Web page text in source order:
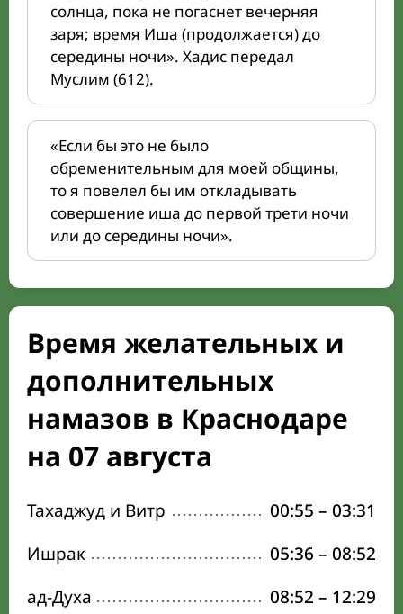
солнца, пока не погаснет вечерняя
заря; время Иша (продолжается) до
середины ночи». Хадис передал
Муслим (612).
«Если бы это не было
обременительным для моей общины,
то я повелел бы им откладывать
совершение иша до первой трети ночи
или до середины ночи».
Время желательных и
дополнительных
намазов в Краснодаре
на 07 августа
Тахаджуд и Витр 00:55 – 03:31
Ишрак
05:36 – 08:52
ад-Духа
08:52 – 12:29